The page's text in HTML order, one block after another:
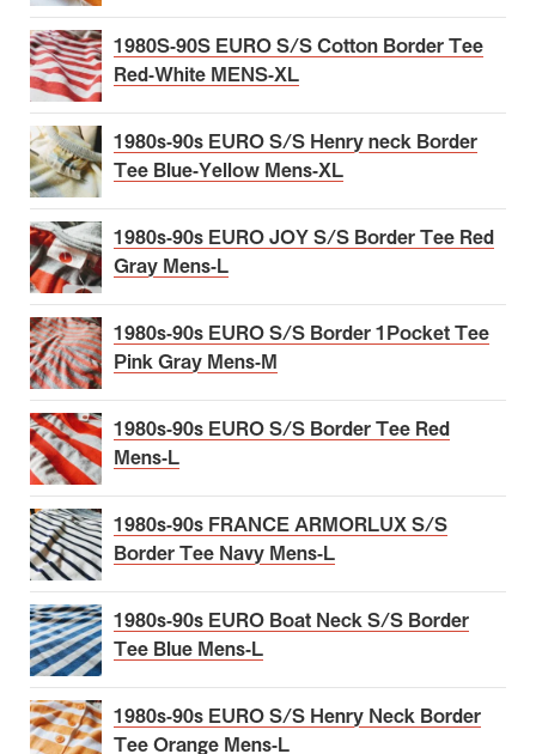
1980S-90S EURO S/S Cotton Border Tee
Red-White MENS-XL
1980s-90s EURO S/S Henry neck Border
Tee Blue-Yellow Mens-XL
1980s-90s EURO JOY S/S Border Tee Red
Gray Mens-L
1980s-90s EURO S/S Border 1Pocket Tee
Pink Gray Mens-M
1980s-90s EURO S/S Border Tee Red
Mens-L
1980s-90s FRANCE ARMORLUX S/S
Border Tee Navy Mens-L
1980s-90s EURO Boat Neck S/S Border
Tee Blue Mens-L
1980s-90s EURO S/S Henry Neck Border
Tee Orange Mens-L